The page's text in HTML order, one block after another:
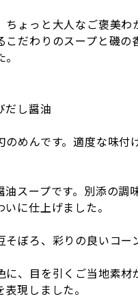
ょっと大人なご褒美
だわりのスープと磯
し醤油
めんです。適度な味付
スープです。別添の
に仕上げました。
ぼろ、彩りの良いコー
、目を引くご当地素
現しました。